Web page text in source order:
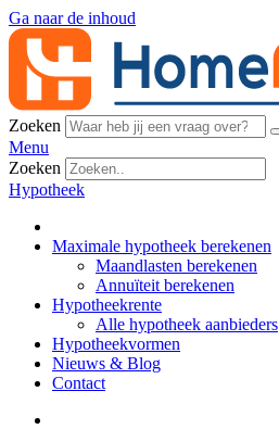
Ga naar de inhoud
Zoeken
Menu
Zoeken
Hypotheek
Maximale hypotheek berekenen
Maandlasten berekenen
Annuïteit berekenen
Hypotheekrente
Alle hypotheek aanbieders
Hypotheekvormen
Nieuws & Blog
Contact